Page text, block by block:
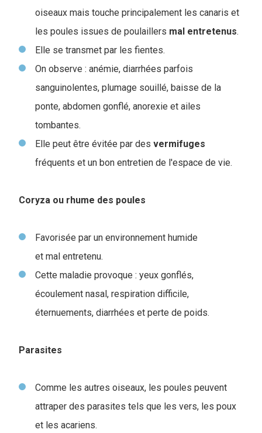
oiseaux mais touche principalement les canaris et
les poules issues de poulaillers mal entretenus.
Elle se transmet par les fientes.
On observe : anémie, diarrhées parfois
sanguinolentes, plumage souillé, baisse de la
ponte, abdomen gonflé, anorexie et ailes
tombantes.
Elle peut être évitée par des vermifuges
fréquents et un bon entretien de l'espace de vie.
Coryza ou rhume des poules
Favorisée par un environnement humide
et mal entretenu.
Cette maladie provoque : yeux gonflés,
écoulement nasal, respiration difficile,
éternuements, diarrhées et perte de poids.
Parasites
Comme les autres oiseaux, les poules peuvent
attraper des parasites tels que les vers, les poux
et les acariens.